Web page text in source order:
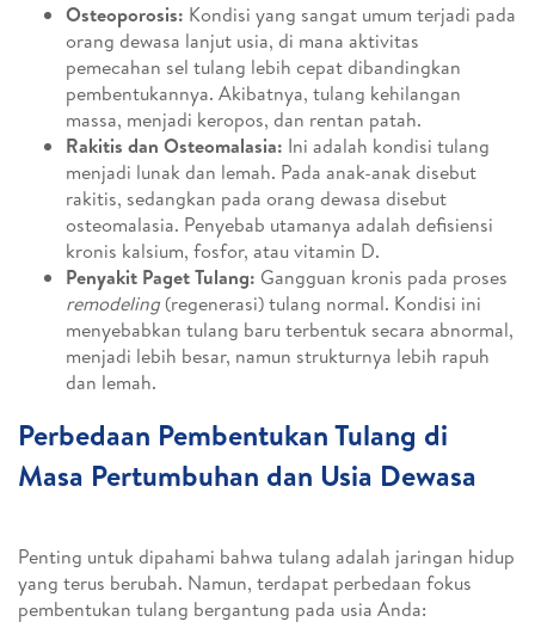
Osteoporosis: Kondisi yang sangat umum terjadi pada
orang dewasa lanjut usia, di mana aktivitas
pemecahan sel tulang lebih cepat dibandingkan
pembentukannya. Akibatnya, tulang kehilangan
massa, menjadi keropos, dan rentan patah.
Rakitis dan Osteomalasia: Ini adalah kondisi tulang
menjadi lunak dan lemah. Pada anak-anak disebut
rakitis, sedangkan pada orang dewasa disebut
osteomalasia. Penyebab utamanya adalah defisiensi
kronis kalsium, fosfor, atau vitamin D.
Penyakit Paget Tulang: Gangguan kronis pada proses
remodeling (regenerasi) tulang normal. Kondisi ini
menyebabkan tulang baru terbentuk secara abnormal,
menjadi lebih besar, namun strukturnya lebih rapuh
dan lemah.
Perbedaan Pembentukan Tulang di
Masa Pertumbuhan dan Usia Dewasa
Penting untuk dipahami bahwa tulang adalah jaringan hidup
yang terus berubah. Namun, terdapat perbedaan fokus
pembentukan tulang bergantung pada usia Anda: